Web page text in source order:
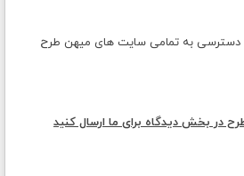
دسترسی به تمامی سایت های میهن طرح
در بخش دیدگاه برای ما ارسال کنید